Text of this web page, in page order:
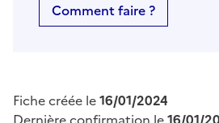
Comment faire ?
Fiche créée le16/01/2024